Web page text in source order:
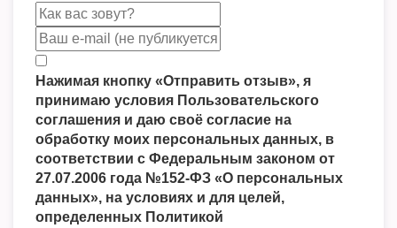
Нажимая кнопку «Отправить отзыв», я
принимаю условия Пользовательского
соглашения и даю своё согласие на
обработку моих персональных данных, в
соответствии с Федеральным законом от
27.07.2006 года №152-ФЗ «О персональных
данных», на условиях и для целей,
определенных Политикой